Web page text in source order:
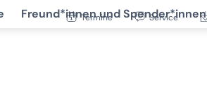
Termine Service
Freund*innen und Spender*innen